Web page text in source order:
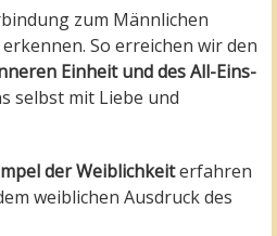
zum Männlichen
So erreichen wir den
Einheit und des All-Eins-
selbst mit Liebe und
der Weiblichkeiterfahren
weiblichen Ausdruck des